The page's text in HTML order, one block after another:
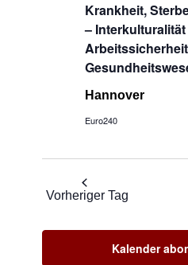
Krankheit,
–
Hannover
Euro240
Vorheriger Tag
Kalender